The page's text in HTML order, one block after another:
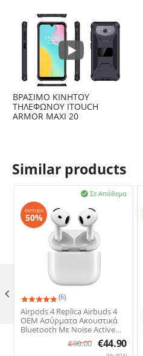
ΒΡΑΣΙΜΟ ΚΙΝΗΤΟΥ
ΤΗΛΕΦΩΝΟΥ ITOUCH
ARMOR MAXI 20
Similar products
Σε Απόθεμα

ΈΚΠΤΩΣΗ
50%
(6)
Airpods 4 Replica Airbuds 4
OEM Ασύρματα Ακουστικά
Bluetooth Με Noise Active
Cancelation (ANC)
€90.00 €44.90
